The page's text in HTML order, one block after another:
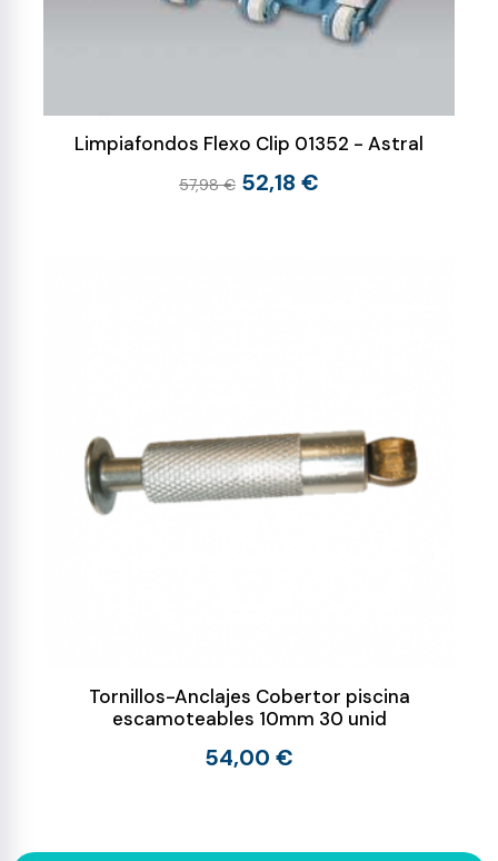
Limpiafondos Flexo Clip 01352 - Astral
57,98 € 52,18 €
Tornillos-Anclajes Cobertor piscina
escamoteables 10mm 30 unid
54,00 €